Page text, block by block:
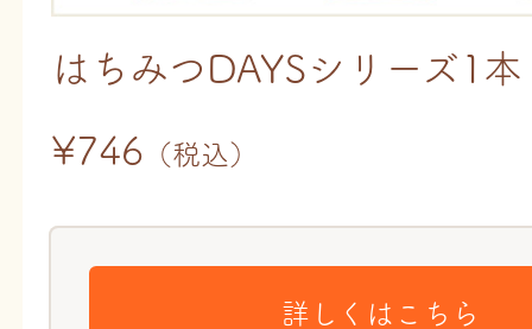
はちみつDAYSシリーズ1本
¥746 （税込）
詳しくはこちら